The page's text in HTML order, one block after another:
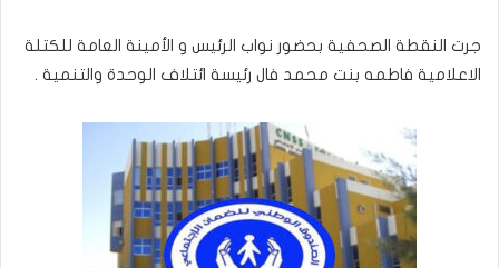
جرت النقطة الصحفية بحضور نواب الرئيس و الأمينة العامة للكتلة
الاعلامية فاطمه بنت محمد فال رئيسة ائتلاف الوحدة والتنمية .